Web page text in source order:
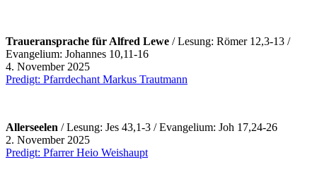
Traueransprache für Alfred Lewe / Lesung: Römer 12,3-13 /
Evangelium: Johannes 10,11-16
4. November 2025
Predigt: Pfarrdechant Markus Trautmann
Allerseelen / Lesung: Jes 43,1-3 / Evangelium: Joh 17,24-26
2. November 2025
Predigt: Pfarrer Heio Weishaupt